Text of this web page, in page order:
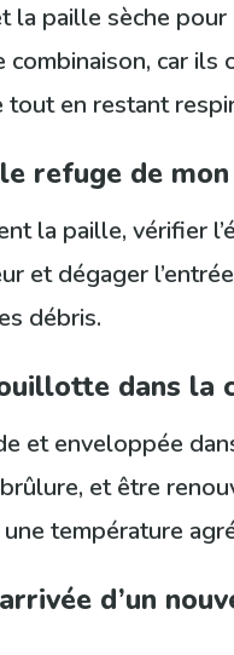
la paille sèche pour
car ils
en restant
refuge de
la paille, vérifier
et dégager
débris.
dans la
et enveloppée
et être
température
d’un